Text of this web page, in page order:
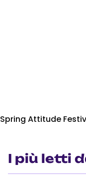
Spring Attitude
I più letti